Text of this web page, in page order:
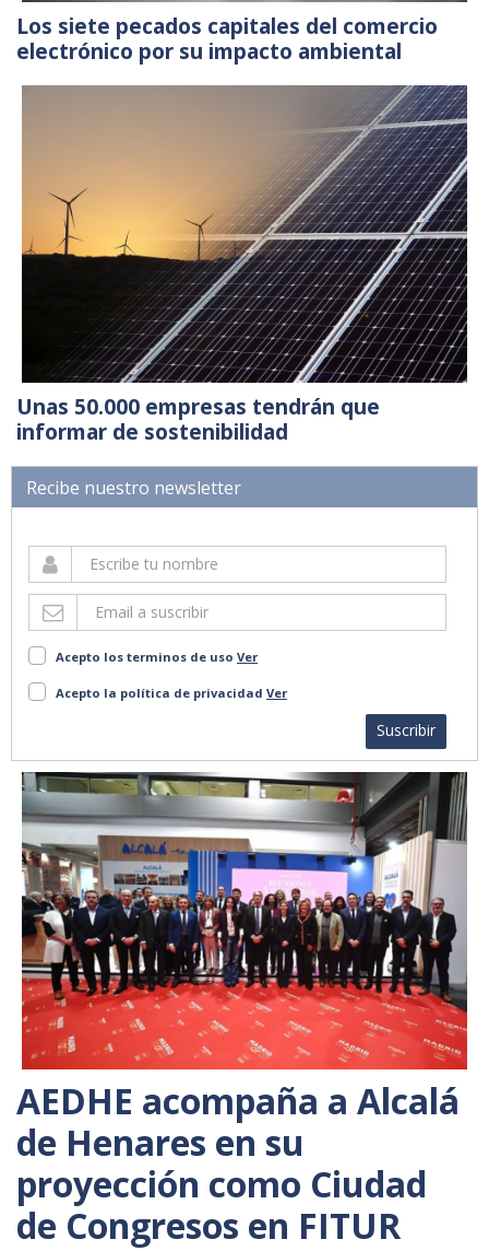
Los siete pecados capitales del comercio
electrónico por su impacto ambiental
Unas 50.000 empresas tendrán que
informar de sostenibilidad
Recibe nuestro newsletter
Acepto los terminos de uso Ver
Acepto la política de privacidad Ver
Suscribir
AEDHE acompaña a Alcalá
de Henares en su
proyección como Ciudad
de Congresos en FITUR